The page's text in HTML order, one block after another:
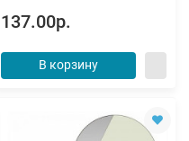
137.00р.
В корзину